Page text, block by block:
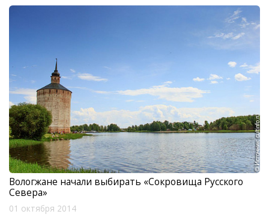
Вологжане начали выбирать «Сокровища Русского
Севера»
01 октября 2014